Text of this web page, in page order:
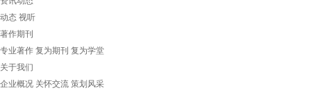
动态 视听
著作期刊
专业著作 复为期刊 复为学堂
关于我们
企业概况 关怀交流 策划风采